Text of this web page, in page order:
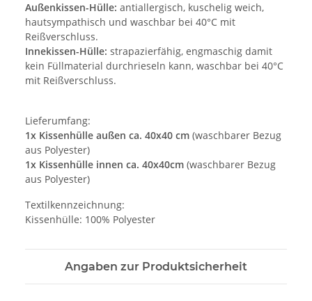
Außenkissen-Hülle: antiallergisch, kuschelig weich,
hautsympathisch und waschbar bei 40°C mit
Reißverschluss.
Innekissen-Hülle: strapazierfähig, engmaschig damit
kein Füllmaterial durchrieseln kann, waschbar bei 40°C
mit Reißverschluss.
Lieferumfang:
1x Kissenhülle außen ca. 40x40 cm (waschbarer Bezug
aus Polyester)
1x Kissenhülle innen ca. 40x40cm (waschbarer Bezug
aus Polyester)
Textilkennzeichnung:
Kissenhülle: 100% Polyester
Angaben zur Produktsicherheit